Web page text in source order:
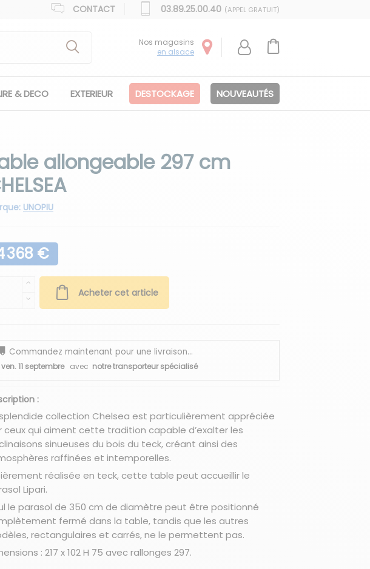
CONTACT 03.89.25.00.40 (APPEL GRATUIT)
Nos magasins
en alsace
& DECO EXTERIEUR DESTOCKAGE NOUVEAUTÉS
allongeable 297 cm
UNOPIU
368 €
Acheter cet article
Commandez maintenant pour une livraison...
ven. 11 septembre avec notre transporteur spécialisé
:
collection Chelsea est particulièrement appréciée
ceux qui aiment cette tradition capable d’exalter les
sinueuses du bois du teck, créant ainsi des
raffinées et intemporelles.
réalisée en teck, cette table peut accueillir le
Lipari.
le parasol de 350 cm de diamètre peut être positionné
fermé dans la table, tandis que les autres
rectangulaires et carrés, ne le permettent pas.
: 217 x 102 H 75 avec rallonges 297.